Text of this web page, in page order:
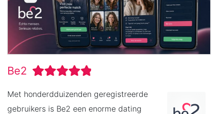
Be2
Met honderdduizenden geregistreerde
gebruikers is Be2 een enorme dating